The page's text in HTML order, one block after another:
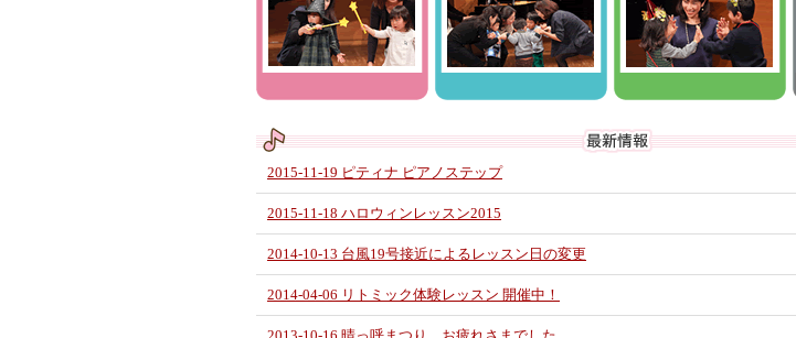
2015-11-19 ピティナ ピアノステップ
2015-11-18 ハロウィンレッスン2015
2014-10-13 台風19号接近によるレッスン日の変更
2014-04-06 リトミック体験レッスン 開催中！